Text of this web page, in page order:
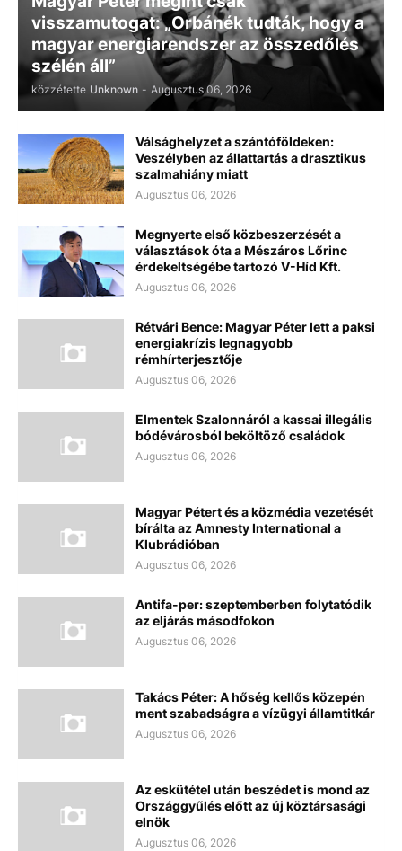
visszamutogat: „Orbánék tudták, hogy a
magyar energiarendszer az összedőlés
szélén áll”
közzétette Unknown - Augusztus 06, 2026
Válsághelyzet a szántóföldeken:
Veszélyben az állattartás a drasztikus
szalmahiány miatt
Augusztus 06, 2026
Megnyerte első közbeszerzését a
választások óta a Mészáros Lőrinc
érdekeltségébe tartozó V-Híd Kft.
Augusztus 06, 2026
Rétvári Bence: Magyar Péter lett a paksi
energiakrízis legnagyobb
rémhírterjesztője
Augusztus 06, 2026
Elmentek Szalonnáról a kassai illegális
bódévárosból beköltöző családok
Augusztus 06, 2026
Magyar Pétert és a közmédia vezetését
bírálta az Amnesty International a
Klubrádióban
Augusztus 06, 2026
Antifa-per: szeptemberben folytatódik
az eljárás másodfokon
Augusztus 06, 2026
Takács Péter: A hőség kellős közepén
ment szabadságra a vízügyi államtitkár
Augusztus 06, 2026
Az eskütétel után beszédet is mond az
Országgyűlés előtt az új köztársasági
elnök
Augusztus 06, 2026